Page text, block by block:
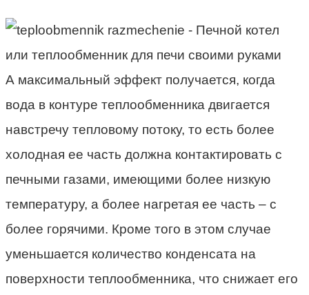
А максимальный эффект получается, когда
вода в контуре теплообменника двигается
навстречу тепловому потоку, то есть более
холодная ее часть должна контактировать с
печными газами, имеющими более низкую
температуру, а более нагретая ее часть – с
более горячими. Кроме того в этом случае
уменьшается количество конденсата на
поверхности теплообменника, что снижает его